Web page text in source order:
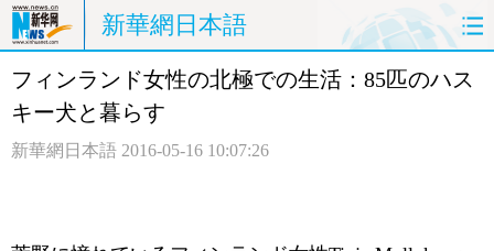
新華網日本語
ホームページ 政治 経済
フィンランド女性の北極での生活：85匹のハス
キー犬と暮らす
新華網日本語 2016-05-16 10:07:26